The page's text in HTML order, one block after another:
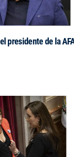
presidente de la